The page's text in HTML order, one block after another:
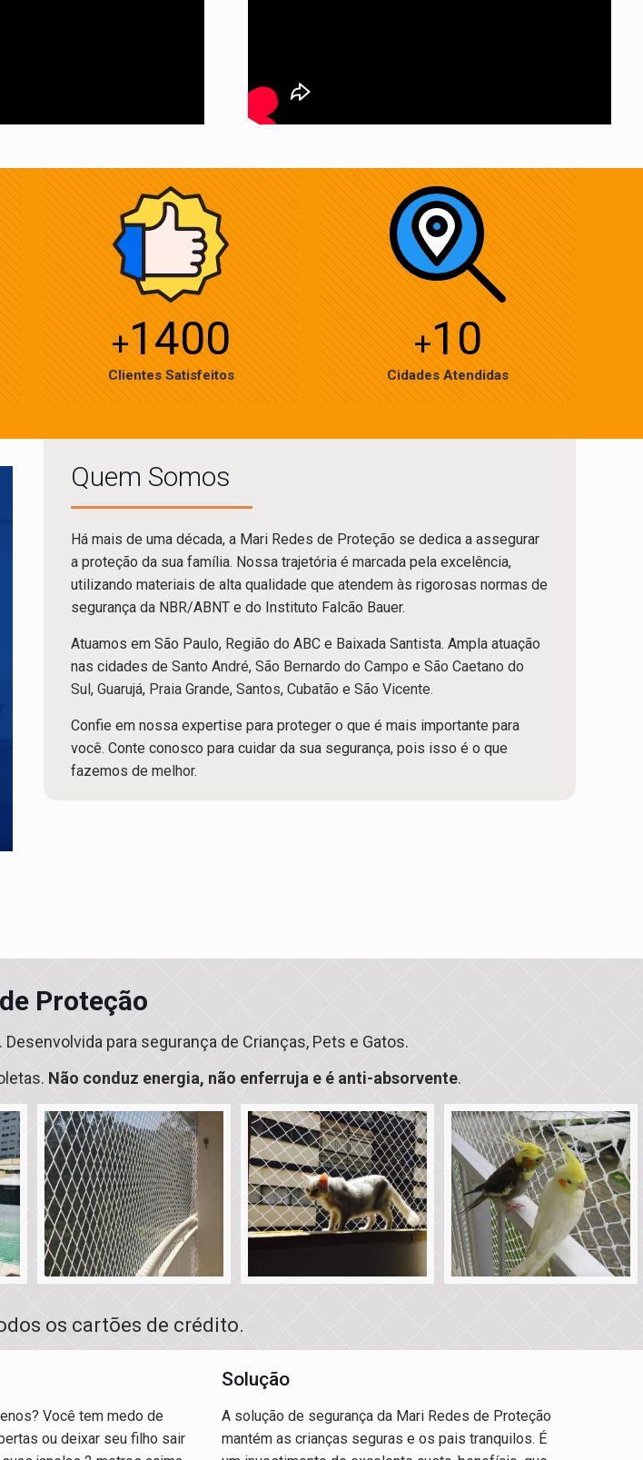
+1400
Clientes Satisfeitos
+10
Cidades Atendidas
Quem Somos
Há mais de uma década, a Mari Redes de Proteção se dedica a assegurar
a proteção da sua família. Nossa trajetória é marcada pela excelência,
utilizando materiais de alta qualidade que atendem às rigorosas normas de
segurança da NBR/ABNT e do Instituto Falcão Bauer.
Atuamos em São Paulo, Região do ABC e Baixada Santista. Ampla atuação
nas cidades deSanto André,São Bernardo do Campo eSão Caetano do
Sul,Guarujá, Praia Grande,Santos,Cubatão eSão Vicente.
Confie em nossa expertise para proteger o que é mais importante para
você. Conte conosco para cuidar da sua segurança, pois isso é o que
fazemos de melhor.
Proteção
Desenvolvida para segurança de Crianças, Pets e Gatos.
Não conduz energia, não enferruja e é anti-absorvente.
os cartões de crédito.
Você tem medo de
ou deixar seu filho sair
Solução
A solução de segurança da Mari Redes de Proteção
mantém as crianças seguras e os pais tranquilos. É